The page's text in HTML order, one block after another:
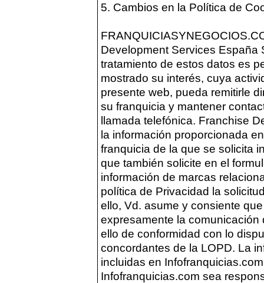
5. Cambios en la Política de
Development Services España
tratamiento de estos datos es
mostrado su interés, cuya
presente web, pueda remitirle
su franquicia y mantener
llamada telefónica. Franchise
la información proporcionada
franquicia de la que se solicita
que también solicite en el
información de marcas
política de Privacidad la
ello, Vd. asume y consiente
expresamente la
ello de conformidad con lo
concordantes de la LOPD. La
incluidas en
Infofranquicias.com sea